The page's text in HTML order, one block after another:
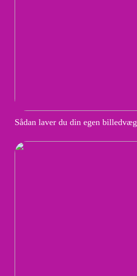
Sådan laver du din egen billedvæg